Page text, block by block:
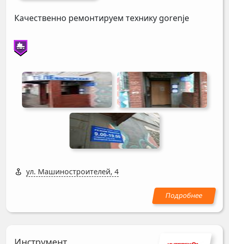
Качественно ремонтируем технику gorenje
ул. Машиностроителей, 4